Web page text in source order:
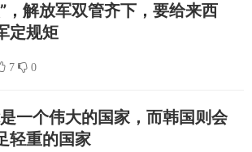
，解放军双管齐下，要给来西
定规矩
7 0
一个伟大的国家，而韩国则会
轻重的国家